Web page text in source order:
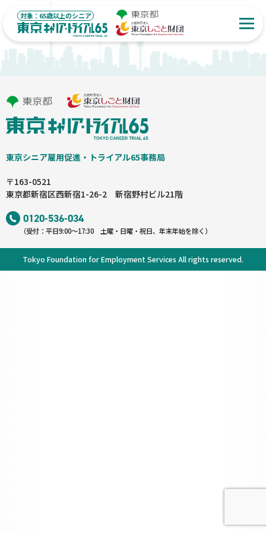
対象：65歳以上のシニア
東京シニア雇⽤促進‧トライアル65事務局
〒163-0521
東京都新宿区西新宿1-26-2 新宿野村ビル21階
0120-536-034
（受付：平日9:00～17:30 土曜・日曜・祝日、年末年始を除く）
Tokyo Foundation for Employment Services All rights reserved.